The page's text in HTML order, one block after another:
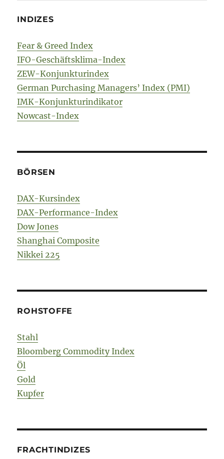
INDIZES
Fear & Greed Index
IFO-Geschäftsklima-Index
ZEW-Konjunkturindex
German Purchasing Managers’ Index (PMI)
IMK-Konjunkturindikator
Nowcast-Index
BÖRSEN
DAX-Kursindex
DAX-Performance-Index
Dow Jones
Shanghai Composite
Nikkei 225
ROHSTOFFE
Stahl
Bloomberg Commodity Index
Öl
Gold
Kupfer
FRACHTINDIZES